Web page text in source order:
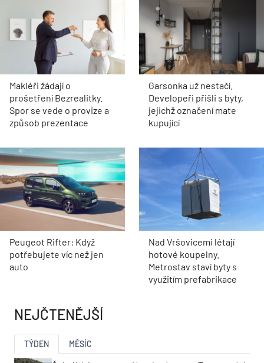
Makléři žádají o
prošetření Bezrealitky.
Spor se vede o provize a
způsob prezentace
Garsonka už nestačí.
Developeři přišli s byty,
jejichž označení mate
kupující
Peugeot Rifter: Když
potřebujete víc než jen
auto
Nad Vršovicemi létají
hotové koupelny.
Metrostav staví byty s
využitím prefabrikace
NEJČTENĚJŠÍ
TÝDEN MĚSÍC